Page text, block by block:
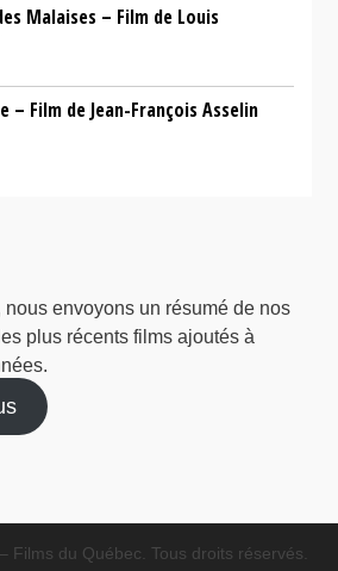
Malaises – Film de Louis
– Film de Jean-François Asselin
nous envoyons un résumé de nos
plus récents films ajoutés à
Films du Québec. Tous droits réservés.